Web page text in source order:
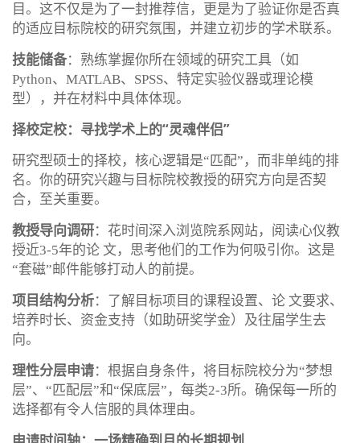
目。这不仅是为了一封推荐信，更是为了验证你是否真
的适应目标院校的研究氛围，并建立初步的学术联系。
技能储备：熟练掌握你所在领域的研究工具（如
Python、MATLAB、SPSS、特定实验仪器或理论模
型），并在材料中具体体现。
择校定校：寻找学术上的“灵魂伴侣”
研究型硕士的择校，核心逻辑是“匹配”，而非单纯的排
名。你的研究兴趣与目标院校教授的研究方向是否契
合，至关重要。
教授导向调研：花时间深入浏览院系网站，阅读心仪教
授近3-5年的论 文，思考他们的工作为何吸引你。这是
“套磁”邮件能够打动人的前提。
项目结构分析：了解目标项目的课程设置、论 文要求、
培养时长、资金支持（如助研奖学金）及往届学生去
向。
理性分层申请：根据自身条件，将目标院校分为“梦想
层”、“匹配层”和“保底层”，每类2-3所。确保每一所的
选择都有令人信服的具体理由。